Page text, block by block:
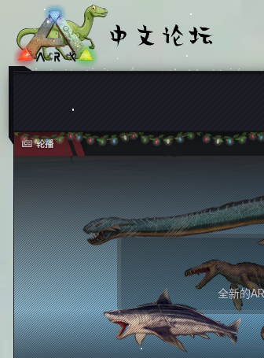
轮播
全新的